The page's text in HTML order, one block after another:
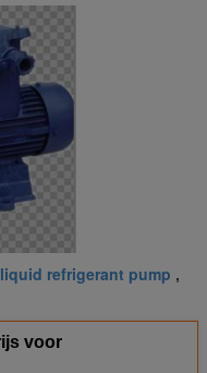
liquid refrigerant pump ,
voor